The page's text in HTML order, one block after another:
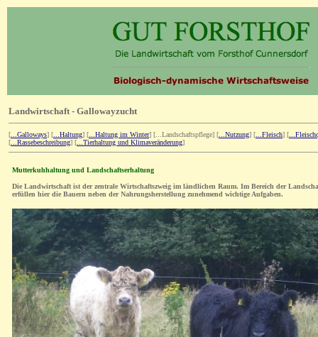
Landwirtschaft - Gallowayzucht
[ ...Galloways] [ ...Haltung] [ ...Haltung im Winter] [...Landschaftspflege] [ ...Nutzung] [ ...Fleisch] [
[ ...Rassebeschreibung] [ ...Tierhaltung und Klimaveränderung]
Mutterkuhhaltung und Landschaftserhaltung
Die Landwirtschaft ist der zentrale Wirtschaftszweig im ländlichen Raum. Im Bereich der
erfüllen hier die Bauern neben der Nahrungsherstellung zunehmend wichtige Aufgaben.